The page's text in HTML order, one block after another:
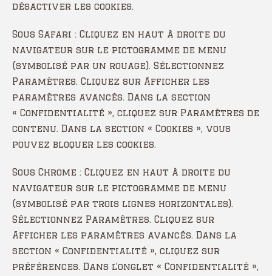
désactiver les cookies.
Sous Safari : Cliquez en haut à droite du
navigateur sur le pictogramme de menu
(symbolisé par un rouage). Sélectionnez
Paramètres. Cliquez sur Afficher les
paramètres avancés. Dans la section
« Confidentialité », cliquez sur Paramètres de
contenu. Dans la section « Cookies », vous
pouvez bloquer les cookies.
Sous Chrome : Cliquez en haut à droite du
navigateur sur le pictogramme de menu
(symbolisé par trois lignes horizontales).
Sélectionnez Paramètres. Cliquez sur
Afficher les paramètres avancés. Dans la
section « Confidentialité », cliquez sur
préférences. Dans l’onglet « Confidentialité »,